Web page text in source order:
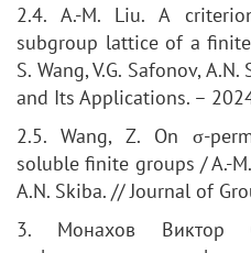
2.4. A.-M. Liu. A
subgroup lattice of a
S. Wang, V.G. Safonov,
and Its Applications. –
2.5. Wang, Z. On σ-
soluble finite groups / A.-M.
A.N. Skiba. // Journal of
3. Монахов Виктор